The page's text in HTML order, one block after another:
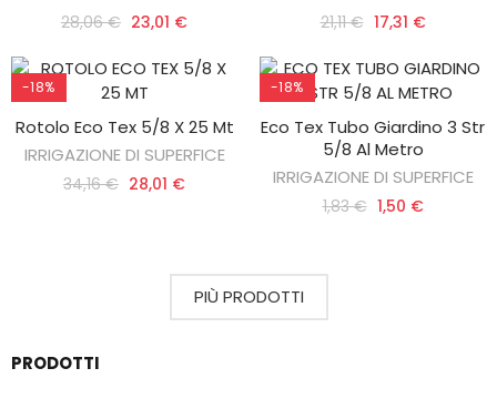
28,06 € 23,01 € 21,11 € 17,31 €
-18%
AGGIUNGI AL CARRELLO
Rotolo Eco Tex 5/8 X 25 Mt
IRRIGAZIONE DI SUPERFICE
34,16 € 28,01 €
-18%
AGGIUNGI AL CARRELLO
Eco Tex Tubo Giardino 3 Str
5/8 Al Metro
IRRIGAZIONE DI SUPERFICE
1,83 € 1,50 €
PIÙ PRODOTTI
PRODOTTI